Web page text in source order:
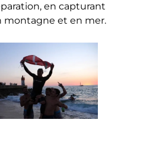
en capturant
montagne et en mer.